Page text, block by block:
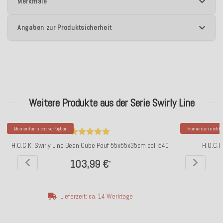
Angaben zur Produktsicherheit
Weitere Produkte aus der Serie Swirly Line
Momentan nicht verfügbar
H.O.C.K. Swirly Line Bean Cube Pouf 55x55x35cm col. 540
103,99 €*
Lieferzeit: ca. 14 Werktage
Momentan nicht